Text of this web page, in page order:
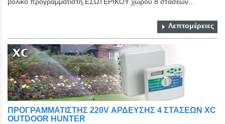
Close
Λεπτομέρειες
ΠΡΟΓΡΑΜΜΑΤΙΣΤΗΣ 220V ΑΡΔΕΥΣΗΣ 4 ΣΤΑΣΕΩΝ XC
OUTDOOR HUNTER